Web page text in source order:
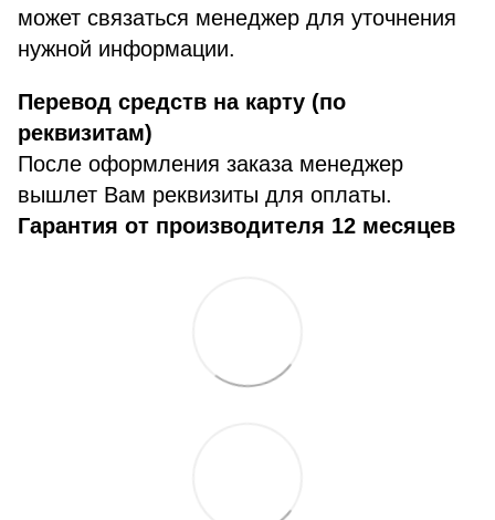
может связаться менеджер для уточнения
нужной информации.
Перевод средств на карту (по
реквизитам)
После оформления заказа менеджер
вышлет Вам реквизиты для оплаты.
Гарантия от производителя 12 месяцев